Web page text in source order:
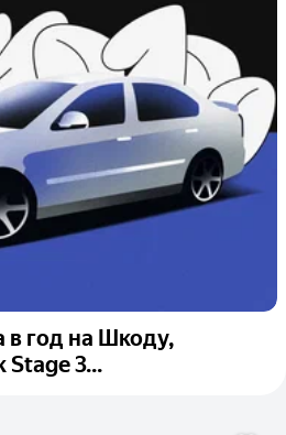
год на Шкоду,
Stage 3...